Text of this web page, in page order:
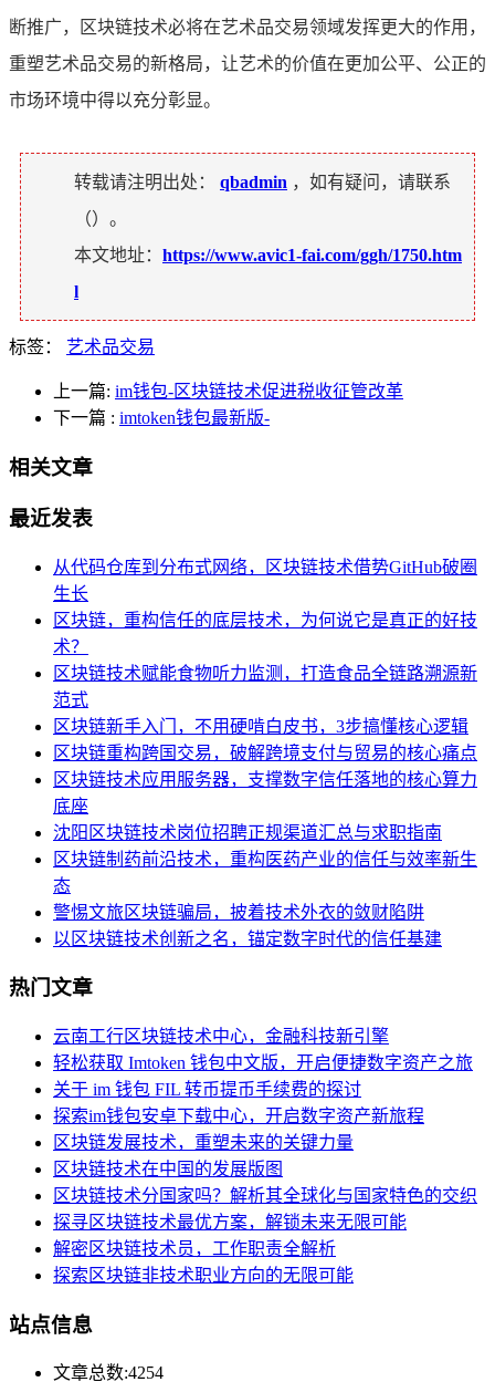
断推广，区块链技术必将在艺术品交易领域发挥更大的作用，
重塑艺术品交易的新格局，让艺术的价值在更加公平、公正的
市场环境中得以充分彰显。
转载请注明出处： qbadmin ，如有疑问，请联系
（）。
本文地址： https://www.avic1-fai.com/ggh/1750.htm
l
标签： 艺术品交易
上一篇: im钱包-区块链技术促进税收征管改革
下一篇 : imtoken钱包最新版-
相关文章
最近发表
从代码仓库到分布式网络，区块链技术借势GitHub破圈
生长
区块链，重构信任的底层技术，为何说它是真正的好技
术？
区块链技术赋能食物听力监测，打造食品全链路溯源新
范式
区块链新手入门，不用硬啃白皮书，3步搞懂核心逻辑
区块链重构跨国交易，破解跨境支付与贸易的核心痛点
区块链技术应用服务器，支撑数字信任落地的核心算力
底座
沈阳区块链技术岗位招聘正规渠道汇总与求职指南
区块链制药前沿技术，重构医药产业的信任与效率新生
态
警惕文旅区块链骗局，披着技术外衣的敛财陷阱
以区块链技术创新之名，锚定数字时代的信任基建
热门文章
云南工行区块链技术中心，金融科技新引擎
轻松获取 Imtoken 钱包中文版，开启便捷数字资产之旅
关于 im 钱包 FIL 转币提币手续费的探讨
探索im钱包安卓下载中心，开启数字资产新旅程
区块链发展技术，重塑未来的关键力量
区块链技术在中国的发展版图
区块链技术分国家吗？解析其全球化与国家特色的交织
探寻区块链技术最优方案，解锁未来无限可能
解密区块链技术员，工作职责全解析
探索区块链非技术职业方向的无限可能
站点信息
文章总数:4254